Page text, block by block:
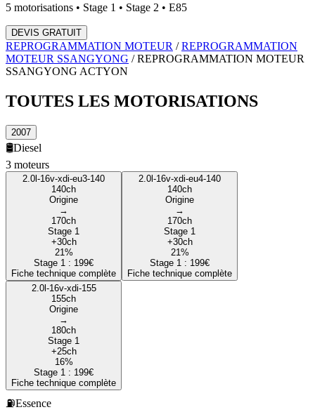
5 motorisations • Stage 1 • Stage 2 • E85
DEVIS GRATUIT
REPROGRAMMATION MOTEUR /REPROGRAMMATION
MOTEUR SSANGYONG /REPROGRAMMATION MOTEUR
SSANGYONG ACTYON
TOUTES LES MOTORISATIONS
2007
🛢️Diesel
3 moteurs
2.0l-16v-xdi-eu3-140
140ch
Origine
→
170ch
Stage 1
+30ch
21%
Stage 1 : 199€
Fiche technique complète
2.0l-16v-xdi-eu4-140
140ch
Origine
→
170ch
Stage 1
+30ch
21%
Stage 1 : 199€
Fiche technique complète
2.0l-16v-xdi-155
155ch
Origine
→
180ch
Stage 1
+25ch
16%
Stage 1 : 199€
Fiche technique complète
⛽Essence